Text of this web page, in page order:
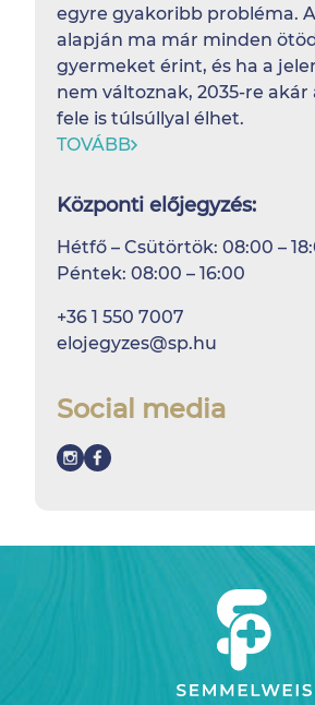
egyre gyakoribb probléma.
alapján ma már minden
gyermeket érint, és ha a
nem változnak, 2035-re
fele is túlsúllyal élhet.
TOVÁBB
Központi előjegyzés:
Hétfő – Csütörtök: 08:00 –
Péntek: 08:00 – 16:00
+36 1 550 7007
elojegyzes@sp.hu
Social media